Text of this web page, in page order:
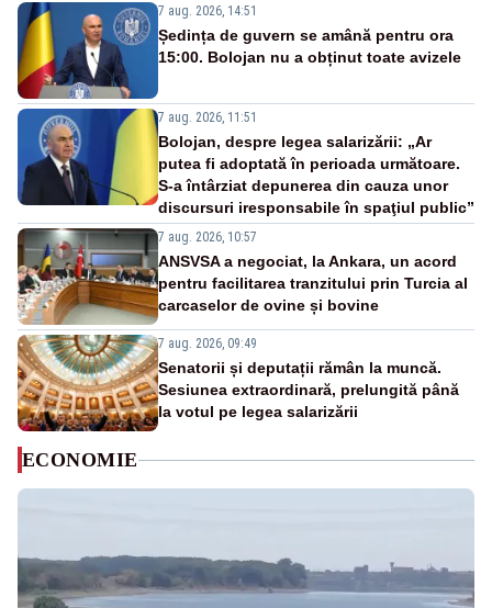
7 aug. 2026, 14:51
Ședința de guvern se amână pentru ora
15:00. Bolojan nu a obținut toate avizele
7 aug. 2026, 11:51
Bolojan, despre legea salarizării: „Ar
putea fi adoptată în perioada următoare.
S-a întârziat depunerea din cauza unor
discursuri iresponsabile în spaţiul public”
7 aug. 2026, 10:57
ANSVSA a negociat, la Ankara, un acord
pentru facilitarea tranzitului prin Turcia al
carcaselor de ovine și bovine
7 aug. 2026, 09:49
Senatorii și deputații rămân la muncă.
Sesiunea extraordinară, prelungită până
la votul pe legea salarizării
ECONOMIE